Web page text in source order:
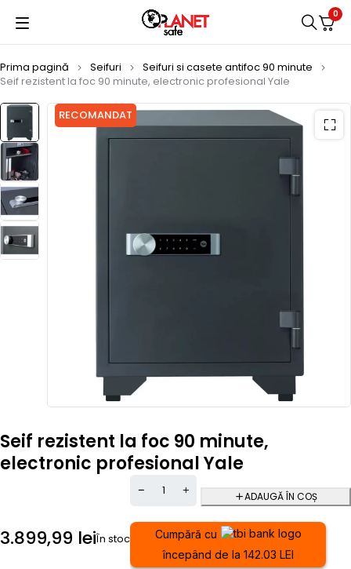
0
Prima pagină Seifuri
Seifuri si casete antifoc 90 minute
Seif rezistent la foc 90 minute, electronic profesional Yale
RECOMANDAT
Seif rezistent la foc 90 minute,
electronic profesional Yale
3.899,99 leiÎn stoc
ADAUGĂ ÎN COȘ
Cumpără cu
începând de la 142.03 LEI